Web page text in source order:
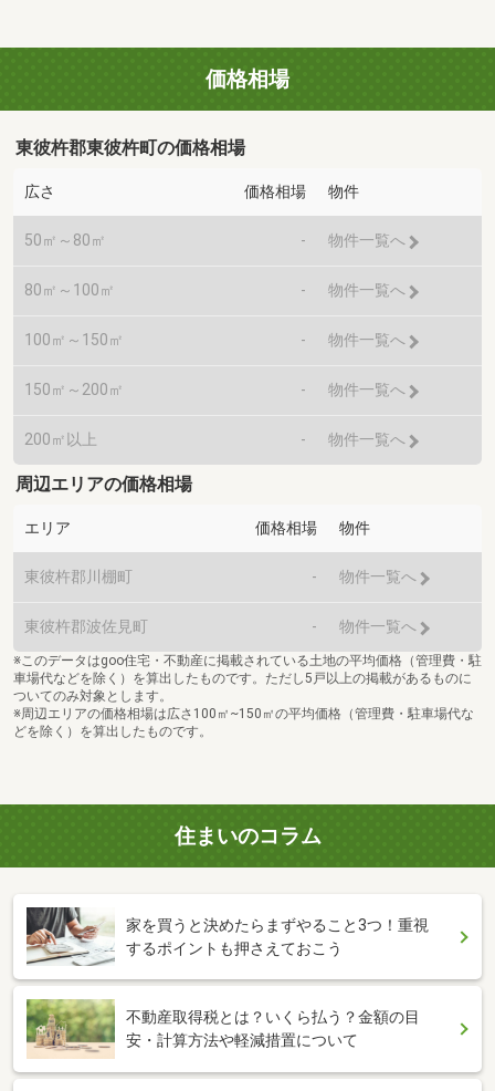
価格相場
東彼杵郡東彼杵町の価格相場
広さ 価格相場 物件
50㎡～80㎡ - 物件一覧へ
80㎡～100㎡ - 物件一覧へ
100㎡～150㎡ - 物件一覧へ
150㎡～200㎡ - 物件一覧へ
200㎡以上 - 物件一覧へ
周辺エリアの価格相場
エリア 価格相場 物件
東彼杵郡川棚町 - 物件一覧へ
東彼杵郡波佐見町 - 物件一覧へ
※このデータはgoo住宅・不動産に掲載されている土地の平均価格（管理費・駐
車場代などを除く）を算出したものです。ただし5戸以上の掲載があるものに
ついてのみ対象とします。
※周辺エリアの価格相場は広さ100㎡~150㎡の平均価格（管理費・駐車場代な
どを除く）を算出したものです。
住まいのコラム
家を買うと決めたらまずやること3つ！重視
するポイントも押さえておこう
不動産取得税とは？いくら払う？金額の目
安・計算方法や軽減措置について